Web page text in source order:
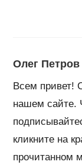
Олег Петров
Всем привет!
нашем сайте.
кликните на
прочитанном